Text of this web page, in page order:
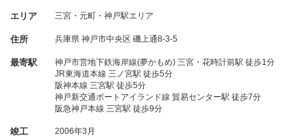
エリア 三宮・元町・神戸駅エリア
住所 兵庫県 神戸市中央区 磯上通8-3-5
最寄駅
神戸市営地下鉄海岸線(夢かもめ) 三宮・花時計前駅 徒歩1分
JR東海道本線 三ノ宮駅 徒歩5分
阪神本線 三宮駅 徒歩5分
神戸新交通ポートアイランド線 貿易センター駅 徒歩7分
阪急神戸本線 三宮駅 徒歩9分
竣工 2006年3月